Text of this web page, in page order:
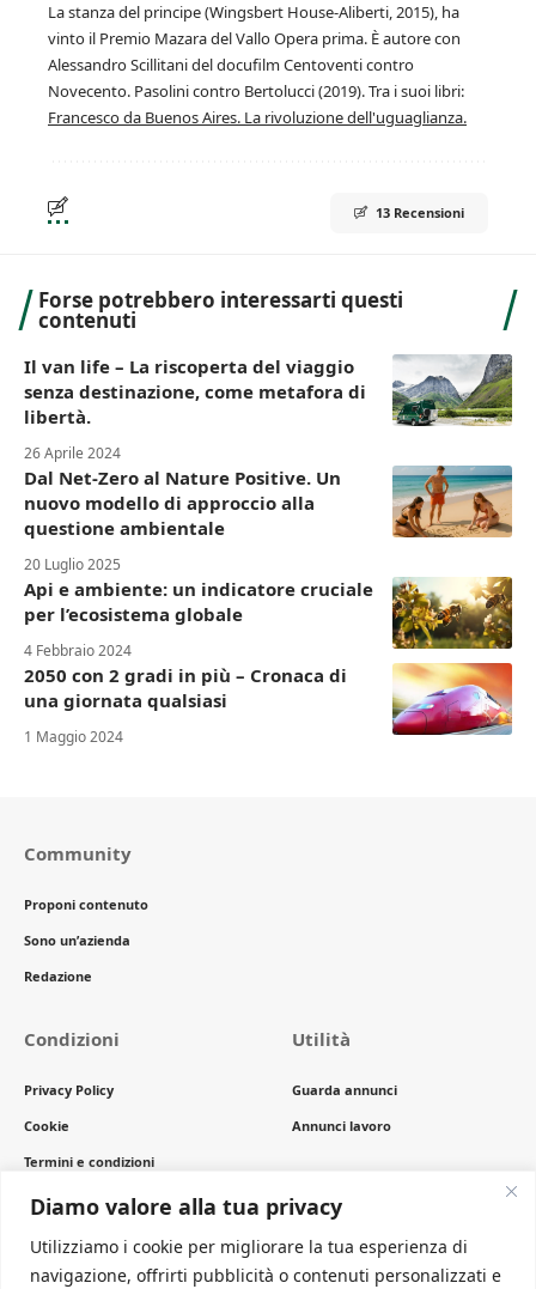
Diamo valore alla tua privacy
Utilizziamo i cookie per migliorare la tua esperienza di
navigazione, offrirti pubblicità o contenuti personalizzati e
La stanza del principe (Wingsbert House-Aliberti, 2015), ha
vinto il Premio Mazara del Vallo Opera prima. È autore con
Alessandro Scillitani del docufilm Centoventi contro
Novecento. Pasolini contro Bertolucci (2019). Tra i suoi libri:
Francesco da Buenos Aires. La rivoluzione dell'uguaglianza.
13 Recensioni
Forse potrebbero interessarti questi
contenuti
Il van life – La riscoperta del viaggio
senza destinazione, come metafora di
libertà.
26 Aprile 2024
Dal Net-Zero al Nature Positive. Un
nuovo modello di approccio alla
questione ambientale
20 Luglio 2025
Api e ambiente: un indicatore cruciale
per l’ecosistema globale
4 Febbraio 2024
2050 con 2 gradi in più – Cronaca di
una giornata qualsiasi
1 Maggio 2024
Community
Proponi contenuto
Sono un’azienda
Redazione
Condizioni
Privacy Policy
Cookie
Termini e condizioni
Copyright
Utilità
Guarda annunci
Annunci lavoro